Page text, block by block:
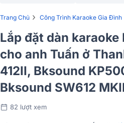
Trang Chủ › Công Trình Karaoke Gia Đình
Lắp đặt dàn
cho anh Tuấn ở
412II, Bksound
Bksound SW612
82 lượt xem